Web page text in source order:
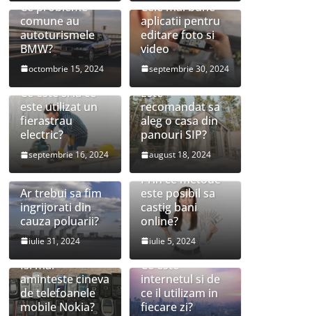
Ce probleme
comune au
autoturismele
BMW?
octombrie 15, 2024
Cele mai bune
aplicatii pentru
editare foto si
video
septembrie 30, 2024
Ce este si la ce
este utilizat un
fierastrau
electric?
septembrie 16, 2024
Este
recomandat sa
aleg o casa din
panouri SIP?
august 18, 2024
Ar trebui sa fim
ingrijorati din
cauza poluarii?
iulie 31, 2024
Prin ce metode
este posibil sa
castig bani
online?
iulie 5, 2024
Isi mai
aminteste cineva
de telefoanele
mobile Nokia?
Ce este
internetul si de
ce il utilizam in
fiecare zi?